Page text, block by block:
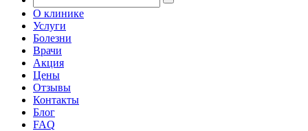
О клинике
Услуги
Болезни
Врачи
Акция
Цены
Отзывы
Контакты
Блог
FAQ